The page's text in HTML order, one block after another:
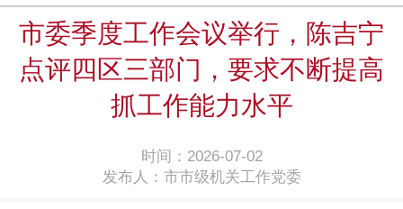
市委季度工作会议举行，陈吉宁
点评四区三部门，要求不断提高
抓工作能力水平
时间：2026-07-02
发布人：市市级机关工作党委